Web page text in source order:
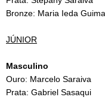
Bronze: Maria Ieda
JÚNIOR
Masculino
Ouro: Marcelo Saraiva
Prata: Gabriel Sasaqui